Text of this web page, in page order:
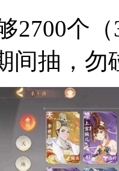
2700个
间抽，